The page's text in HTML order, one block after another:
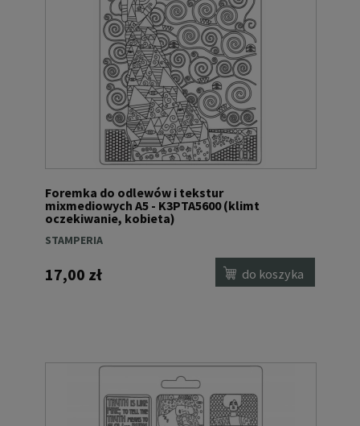
Foremka do odlewów i tekstur
mixmediowych A5 - K3PTA5600 (klimt
oczekiwanie, kobieta)
STAMPERIA
17,00 zł do koszyka